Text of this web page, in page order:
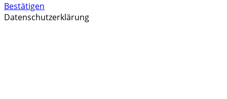
Bestätigen
Datenschutzerklärung